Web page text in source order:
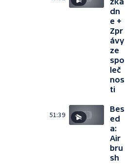
dn
e +
Zpr
ávy
ze
spo
leč
nos
ti
51:39
Bes
ed
a:
Air
bru
sh